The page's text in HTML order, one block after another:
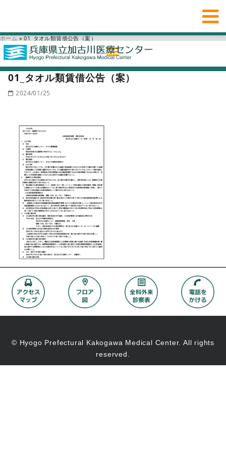
ホーム » 01_タオル類賃借公告（案）
01_タオル類賃借公告（案）
2024/01/25
© Hyogo Prefectural Kakogawa Medical Center. All rights
reserved.